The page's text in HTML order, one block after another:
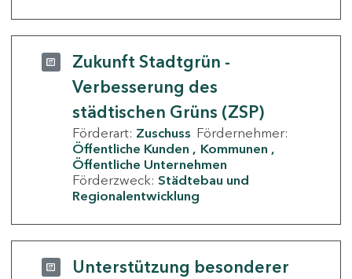
Zukunft Stadtgrün -
Verbesserung des
städtischen Grüns (ZSP)
Förderart: Zuschuss Fördernehmer:
Öffentliche Kunden
Kommunen
Öffentliche Unternehmen
Förderzweck: Städtebau und
Regionalentwicklung
Unterstützung besonderer